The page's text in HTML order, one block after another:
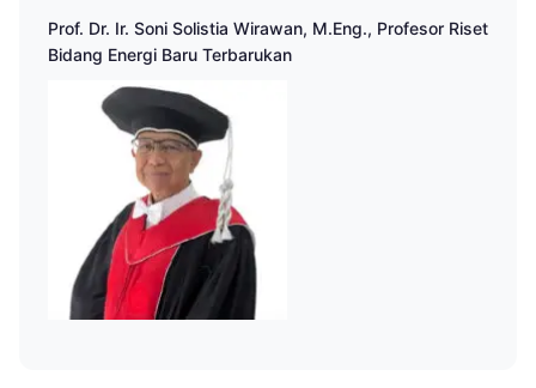
Prof. Dr. Ir. Soni Solistia Wirawan, M.Eng., Profesor Riset
Bidang Energi Baru Terbarukan